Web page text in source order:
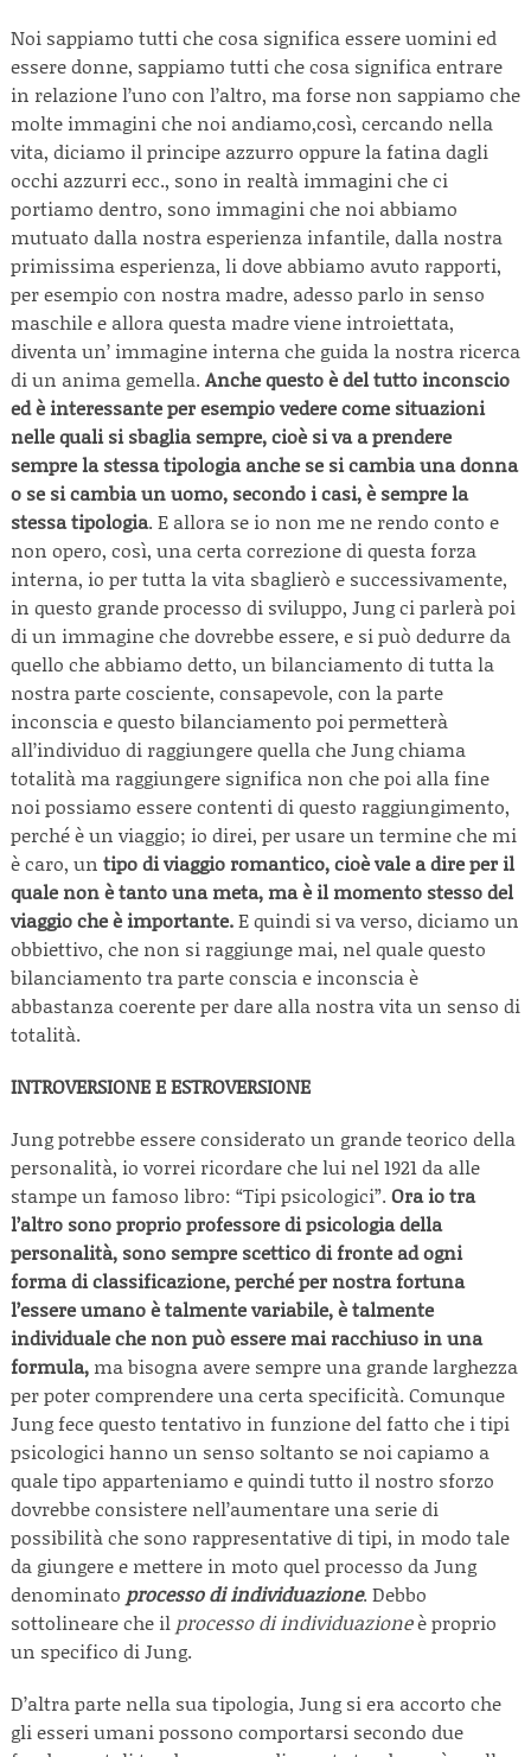
Noi sappiamo tutti che cosa significa essere uomini ed
essere donne, sappiamo tutti che cosa significa entrare
in relazione l’uno con l’altro, ma forse non sappiamo che
molte immagini che noi andiamo,così, cercando nella
vita, diciamo il principe azzurro oppure la fatina dagli
occhi azzurri ecc., sono in realtà immagini che ci
portiamo dentro, sono immagini che noi abbiamo
mutuato dalla nostra esperienza infantile, dalla nostra
primissima esperienza, li dove abbiamo avuto rapporti,
per esempio con nostra madre, adesso parlo in senso
maschile e allora questa madre viene introiettata,
diventa un’ immagine interna che guida la nostra ricerca
di un anima gemella. Anche questo è del tutto inconscio
ed è interessante per esempio vedere come situazioni
nelle quali si sbaglia sempre, cioè si va a prendere
sempre la stessa tipologia anche se si cambia una donna
o se si cambia un uomo, secondo i casi, è sempre la
stessa tipologia. E allora se io non me ne rendo conto e
non opero, così, una certa correzione di questa forza
interna, io per tutta la vita sbaglierò e successivamente,
in questo grande processo di sviluppo, Jung ci parlerà poi
di un immagine che dovrebbe essere, e si può dedurre da
quello che abbiamo detto, un bilanciamento di tutta la
nostra parte cosciente, consapevole, con la parte
inconscia e questo bilanciamento poi permetterà
all’individuo di raggiungere quella che Jung chiama
totalità ma raggiungere significa non che poi alla fine
noi possiamo essere contenti di questo raggiungimento,
perché è un viaggio; io direi, per usare un termine che mi
è caro, un tipo di viaggio romantico, cioè vale a dire per il
quale non è tanto una meta, ma è il momento stesso del
viaggio che è importante.E quindi si va verso, diciamo un
obbiettivo, che non si raggiunge mai, nel quale questo
bilanciamento tra parte conscia e inconscia è
abbastanza coerente per dare alla nostra vita un senso di
totalità.
INTROVERSIONE E ESTROVERSIONE
Jung potrebbe essere considerato un grande teorico della
personalità, io vorrei ricordare che lui nel 1921 da alle
stampe un famoso libro: “Tipi psicologici”. Ora io tra
l’altro sono proprio professore di psicologia della
personalità, sono sempre scettico di fronte ad ogni
forma di classificazione, perché per nostra fortuna
l’essere umano è talmente variabile, è talmente
individuale che non può essere mai racchiuso in una
formula, ma bisogna avere sempre una grande larghezza
per poter comprendere una certa specificità. Comunque
Jung fece questo tentativo in funzione del fatto che i tipi
psicologici hanno un senso soltanto se noi capiamo a
quale tipo apparteniamo e quindi tutto il nostro sforzo
dovrebbe consistere nell’aumentare una serie di
possibilità che sono rappresentative di tipi, in modo tale
da giungere e mettere in moto quel processo da Jung
denominato processo di individuazione. Debbo
sottolineare che il processo di individuazioneè proprio
un specifico di Jung.
D’altra parte nella sua tipologia, Jung si era accorto che
gli esseri umani possono comportarsi secondo due